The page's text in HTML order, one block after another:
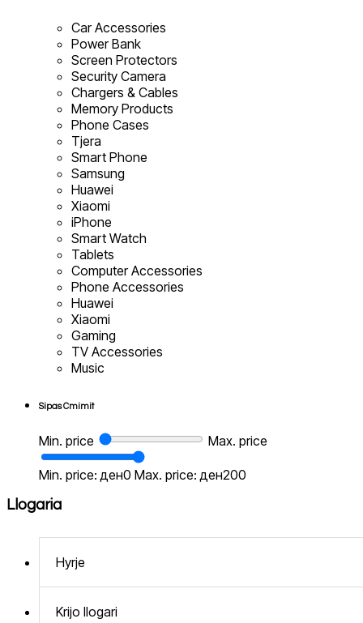
Car Accessories
Power Bank
Screen Protectors
Security Camera
Chargers & Cables
Memory Products
Phone Cases
Tjera
Smart Phone
Samsung
Huawei
Xiaomi
iPhone
Smart Watch
Tablets
Computer Accessories
Phone Accessories
Huawei
Xiaomi
Gaming
TV Accessories
Music
Sipas Cmimit
Min. price Max. price
Min. price: ден0 Max. price: ден200
Llogaria
Hyrje
Krijo llogari